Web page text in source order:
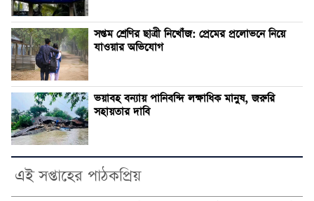
সপ্তম শ্রেণির ছাত্রী নিখোঁজ: প্রেমের প্রলোভনে নিয়ে
যাওয়ার অভিযোগ
ভয়াবহ বন্যায় পানিবন্দি লক্ষাধিক মানুষ, জরুরি
সহায়তার দাবি
এই সপ্তাহের পাঠকপ্রিয়